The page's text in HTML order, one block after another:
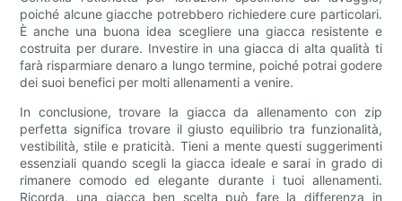
poiché alcune giacche potrebbero richiedere cure particolari.
È anche una buona idea scegliere una giacca resistente e
costruita per durare. Investire in una giacca di alta qualità ti
farà risparmiare denaro a lungo termine, poiché potrai godere
dei suoi benefici per molti allenamenti a venire.
In conclusione, trovare la giacca da allenamento con zip
perfetta significa trovare il giusto equilibrio tra funzionalità,
vestibilità, stile e praticità. Tieni a mente questi suggerimenti
essenziali quando scegli la giacca ideale e sarai in grado di
rimanere comodo ed elegante durante i tuoi allenamenti.
Ricorda, una giacca ben scelta può fare la differenza in